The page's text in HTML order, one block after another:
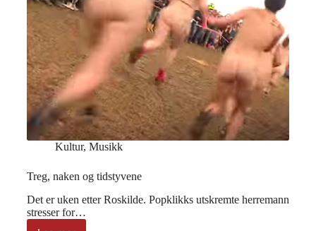
Kultur, Musikk
Treg, naken og tidstyvene
Det er uken etter Roskilde. Popklikks utskremte herremann
stresser for…